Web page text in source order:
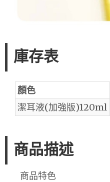
庫存表
顏色
潔耳液(加強版)120ml
商品描述
商品特色